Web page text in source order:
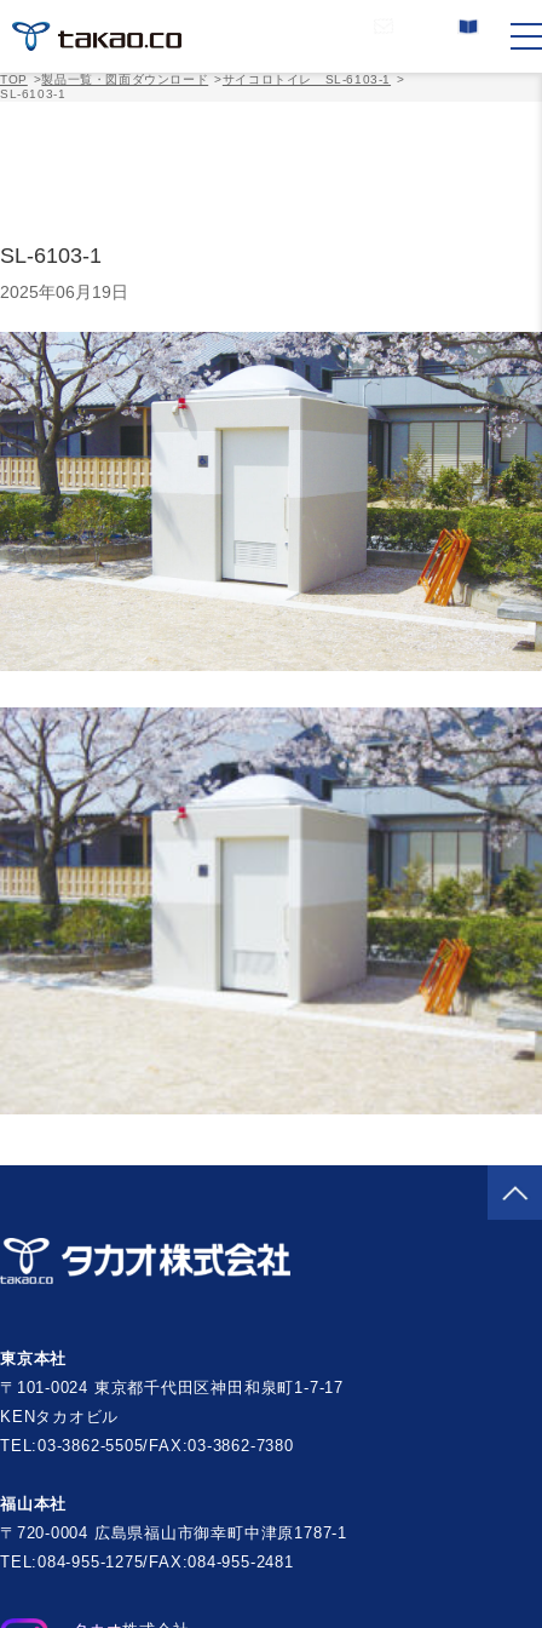
TOP >製品一覧・図面ダウンロード >サイコロトイレ SL-6103-1
>
SL-6103-1
SL-6103-1
2025年06月19日
東京本社
〒101-0024 東京都千代田区神田和泉町1-7-17
KENタカオビル
TEL:03-3862-5505/FAX:03-3862-7380
福山本社
〒720-0004 広島県福山市御幸町中津原1787-1
TEL:084-955-1275/FAX:084-955-2481